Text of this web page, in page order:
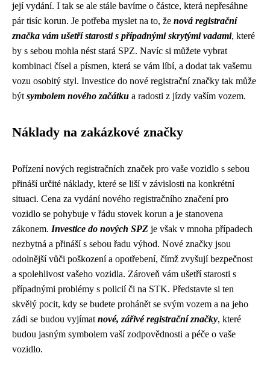
její vydání. I tak se ale stále bavíme o částce, která nepřesáhne
pár tisíc korun. Je potřeba myslet na to, že nová registrační
značka vám ušetří starosti s případnými skrytými vadami, které
by s sebou mohla nést stará SPZ. Navíc si můžete vybrat
kombinaci čísel a písmen, která se vám líbí, a dodat tak vašemu
vozu osobitý styl. Investice do nové registrační značky tak může
být symbolem nového začátku a radosti z jízdy vaším vozem.
Náklady na zakázkové značky
Pořízení nových registračních značek pro vaše vozidlo s sebou
přináší určité náklady, které se liší v závislosti na konkrétní
situaci. Cena za vydání nového registračního značení pro
vozidlo se pohybuje v řádu stovek korun a je stanovena
zákonem. Investice do nových SPZ je však v mnoha případech
nezbytná a přináší s sebou řadu výhod. Nové značky jsou
odolnější vůči poškození a opotřebení, čímž zvyšují bezpečnost
a spolehlivost vašeho vozidla. Zároveň vám ušetří starosti s
případnými problémy s policií či na STK. Představte si ten
skvělý pocit, kdy se budete prohánět se svým vozem a na jeho
zádi se budou vyjímat nové, zářivé registrační značky, které
budou jasným symbolem vaší zodpovědnosti a péče o vaše
vozidlo.